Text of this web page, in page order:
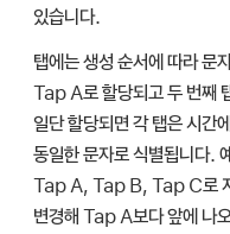
있습니다.
탭에는 생성 순서에 따라 문
Tap A로 할당되고 두 번째
일단 할당되면 각 탭은 시간
동일한 문자로 식별됩니다.
Tap A, Tap B, Tap C로
변경해 Tap A보다 앞에 나